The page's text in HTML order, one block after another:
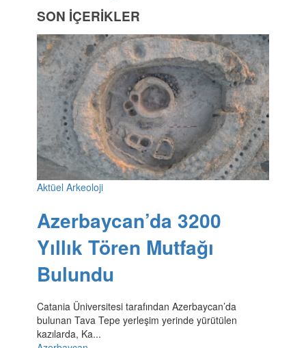
SON İÇERİKLER
Aktüel Arkeoloji
Azerbaycan’da 3200
Yıllık Tören Mutfağı
Bulundu
Catania Üniversitesi tarafından Azerbaycan’da
bulunan Tava Tepe yerleşim yerinde yürütülen
kazılarda, Ka...